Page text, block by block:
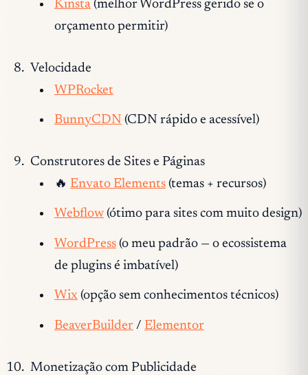
Kinsta (melhor WordPress gerido se o
orçamento permitir)
Velocidade
WPRocket
BunnyCDN (CDN rápido e acessível)
Construtores de Sites e Páginas
🔥 Envato Elements (temas + recursos)
Webflow (ótimo para sites com muito design)
WordPress (o meu padrão — o ecossistema
de plugins é imbatível)
Wix (opção sem conhecimentos técnicos)
BeaverBuilder / Elementor
Monetização com Publicidade